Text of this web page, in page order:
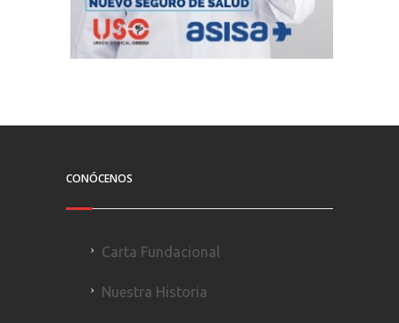
CONÓCENOS
Carta Fundacional
Nuestra Historia